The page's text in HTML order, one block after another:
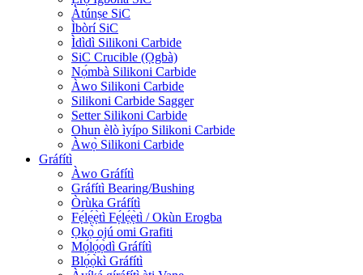
Àtúnṣe SiC
Ìbòrí SiC
Ìdìdì Silikoni Carbide
SiC Crucible (Ọgbà)
Nọ́mbà Silikoni Carbide
Àwo Silikoni Carbide
Silikoni Carbide Sagger
Setter Silikoni Carbide
Ohun èlò ìyípo Silikoni Carbide
Àwọ̀ Silikoni Carbide
Gráfítì
Àwo Gráfítì
Gráfítì Bearing/Bushing
Òrùka Gráfítì
Fẹ́lẹ́ẹ̀tì Fẹ́lẹ́ẹ̀tì / Okùn Erogba
Ọkọ̀ ojú omi Grafiti
Mọ́lọ́ọ̀dì Gráfítì
Blọ́ọ̀kì Gráfítì